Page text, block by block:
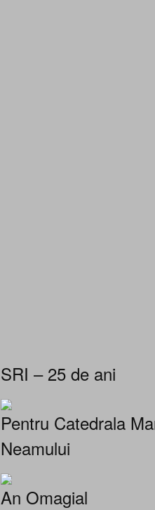
SRI – 25 de ani
Pentru Catedrala
Neamului
An Omagial